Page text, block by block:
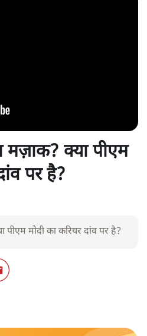
मज़ाक? क्या पीएम
पर है?
पीएम मोदी का करियर दांव पर है?